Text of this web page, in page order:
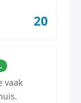
20
vaak